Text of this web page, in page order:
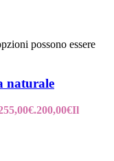
possono essere
naturale
200,00€Il